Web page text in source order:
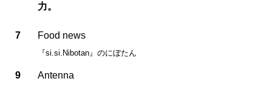
力。
7 Food news
『si.si.Nibotan』のにぼたん
9 Antenna